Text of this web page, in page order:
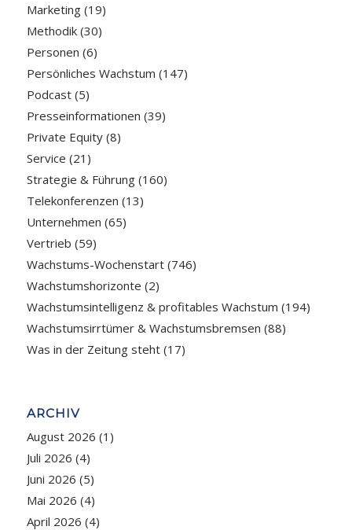
Marketing(19)
Methodik(30)
Personen (6)
Persönliches Wachstum (147)
Podcast(5)
Presseinformationen (39)
Private Equity(8)
Service (21)
Strategie & Führung(160)
Telekonferenzen (13)
Unternehmen (65)
Vertrieb (59)
Wachstums-Wochenstart(746)
Wachstumshorizonte (2)
Wachstumsintelligenz & profitables Wachstum (194)
Wachstumsirrtümer & Wachstumsbremsen (88)
Was in der Zeitung steht(17)
ARCHIV
August 2026 (1)
Juli 2026 (4)
Juni 2026 (5)
Mai 2026 (4)
April 2026 (4)